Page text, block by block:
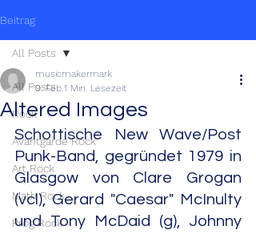
Beitrag
All Posts
Rock
Avantgarde Rock
Art Rock
Math Rock
Prog Rock
All Posts
Altered Images
musicmakermark
9. Feb.1 Min. Lesezeit
Schottische New Wave/Post
Punk-Band, gegründet 1979 in
Glasgow von Clare Grogan
(vcl), Gerard "Caesar" McInulty
und Tony McDaid (g), Johnny